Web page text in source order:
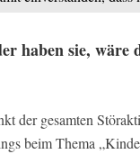
haben sie, wäre
der gesamten
beim Thema